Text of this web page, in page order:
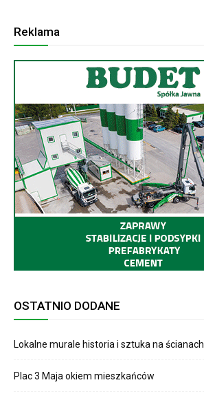
Reklama
OSTATNIO DODANE
Lokalne murale historia i sztuka na ścianach
Plac 3 Maja okiem mieszkańców